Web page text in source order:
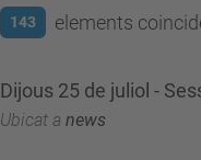
143 elements
Dijous 25 de juliol -
Ubicat a news